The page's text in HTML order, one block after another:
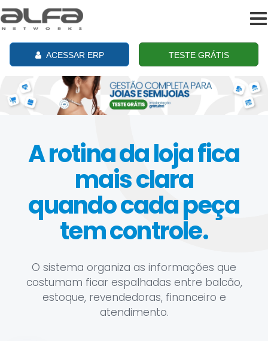
ACESSAR ERP TESTE GRÁTIS
A rotina da loja fica
mais clara
quando cada peça
tem controle.
O sistema organiza as informações que
costumam ficar espalhadas entre balcão,
estoque, revendedoras, financeiro e
atendimento.